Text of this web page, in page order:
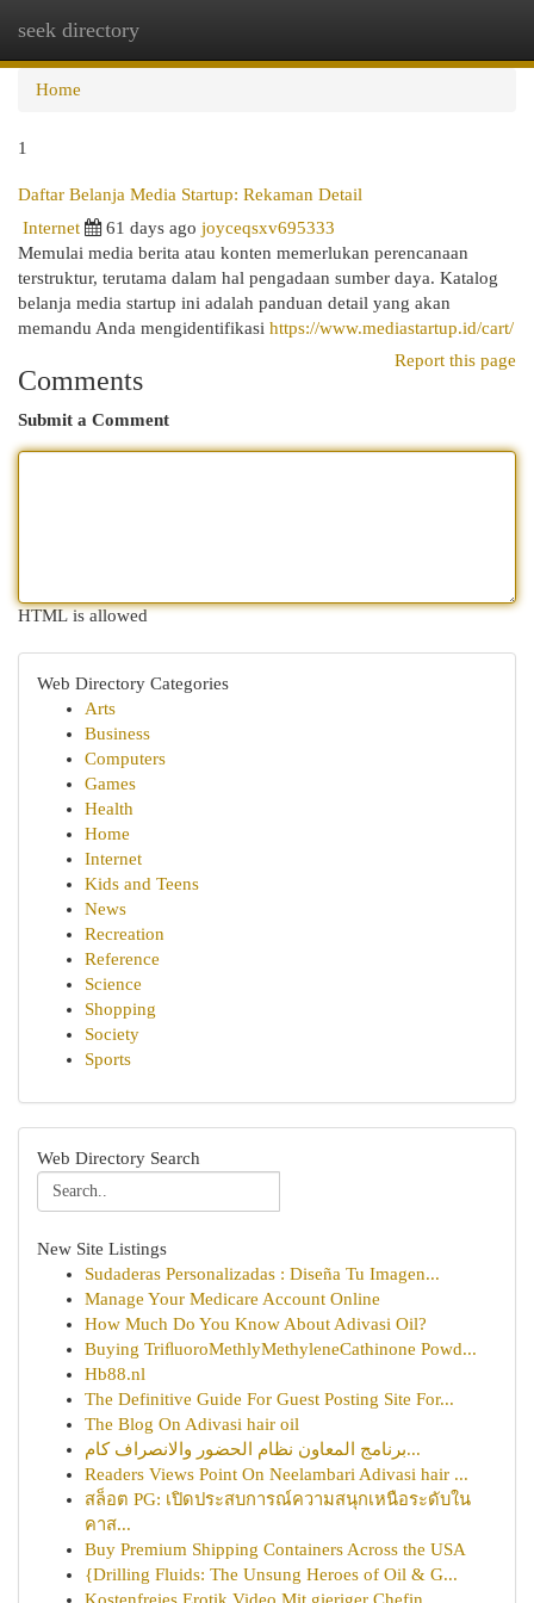
seek directory
Home
1
Daftar Belanja Media Startup: Rekaman Detail
Internet
61 days ago joyceqsxv695333
Memulai media berita atau konten memerlukan perencanaan
terstruktur, terutama dalam hal pengadaan sumber daya. Katalog
belanja media startup ini adalah panduan detail yang akan
memandu Anda mengidentifikasi https://www.mediastartup.id/cart/
Report this page
Comments
Submit a Comment
HTML is allowed
Web Directory Categories
Arts
Business
Computers
Games
Health
Home
Internet
Kids and Teens
News
Recreation
Reference
Science
Shopping
Society
Sports
Web Directory Search
New Site Listings
Sudaderas Personalizadas : Diseña Tu Imagen...
Manage Your Medicare Account Online
How Much Do You Know About Adivasi Oil?
Buying TriﬂuoroMethlyMethyleneCathinone Powd...
Hb88.nl
The Definitive Guide For Guest Posting Site For...
The Blog On Adivasi hair oil
برنامج المعاون نظام الحضور والانصراف كام...
Readers Views Point On Neelambari Adivasi hair ...
สล็อต PG: เปิดประสบการณ์ความสนุกเหนือระดับใน
คาส...
Buy Premium Shipping Containers Across the USA
{Drilling Fluids: The Unsung Heroes of Oil & G...